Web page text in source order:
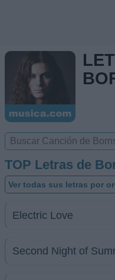
TOP Letras de
Ver todas sus letras por
Electric Love
Second Night of